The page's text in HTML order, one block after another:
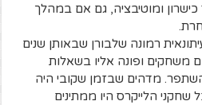
ומוטיבציה, גם אם במהלך
רמונה שלבורן שבאותן שנים
משחקים ופונה אליו בשאלות
מדהים שבזמן שקובי היה
הלייקרס היו ממתינים